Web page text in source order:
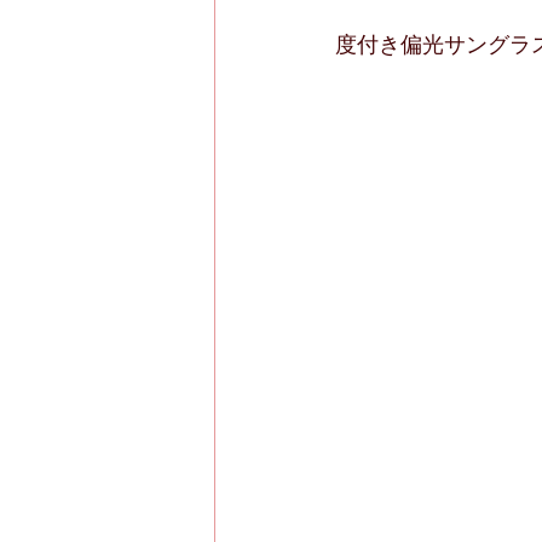
度付き偏光サングラ